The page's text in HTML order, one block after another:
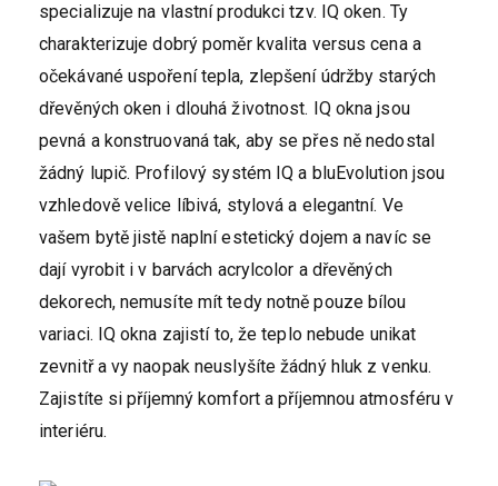
specializuje na vlastní produkci tzv. IQ oken. Ty
charakterizuje dobrý poměr kvalita versus cena a
očekávané uspoření tepla, zlepšení údržby starých
dřevěných oken i dlouhá životnost. IQ okna jsou
pevná a konstruovaná tak, aby se přes ně nedostal
žádný lupič. Profilový systém IQ a bluEvolution jsou
vzhledově velice líbivá, stylová a elegantní. Ve
vašem bytě jistě naplní estetický dojem a navíc se
dají vyrobit i v barvách acrylcolor a dřevěných
dekorech, nemusíte mít tedy notně pouze bílou
variaci. IQ okna zajistí to, že teplo nebude unikat
zevnitř a vy naopak neuslyšíte žádný hluk z venku.
Zajistíte si příjemný komfort a příjemnou atmosféru v
interiéru.